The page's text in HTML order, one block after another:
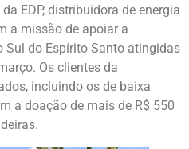
EDP, distribuidora de energia
a missão de apoiar a
Sul do Espírito Santo atingidas
Os clientes da
incluindo os de baixa
a doação de mais de R$ 550